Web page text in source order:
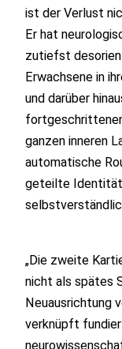
ist der Verlust
Er hat
zutiefst
Erwachsene in
und darüber
ganzen inneren
automatische
geteilte Identität
„Die zweite
nicht als spätes
Neuausrichtung
verknüpft